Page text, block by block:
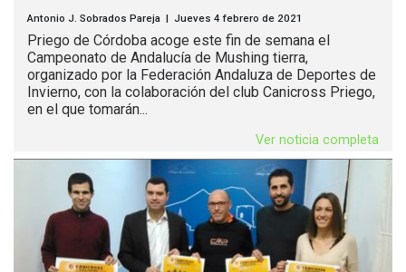
Antonio J. Sobrados Pareja | Jueves 4 febrero de 2021
Priego de Córdoba acoge este fin de semana el
Campeonato de Andalucía de Mushing tierra,
organizado por la Federación Andaluza de Deportes de
Invierno, con la colaboración del club Canicross Priego,
en el que tomarán...
Ver noticia completa